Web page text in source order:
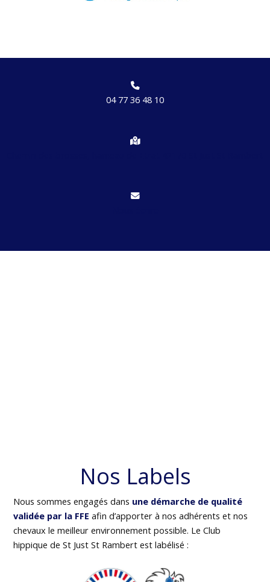
04 77 36 48 10
Nos Labels
Nous sommes engagés dans une démarche de qualité
validée par la FFE afin d’apporter à nos adhérents et nos
chevaux le meilleur environnement possible. Le Club
hippique de St Just St Rambert est labélisé :